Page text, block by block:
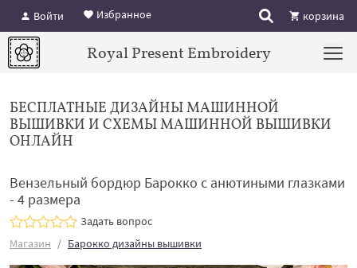
Войти Избранное корзина
Royal Present Embroidery
БЕСПЛАТНЫЕ ДИЗАЙНЫ МАШИННОЙ
ВЫШИВКИ И СХЕМЫ МАШИННОЙ ВЫШИВКИ
ОНЛАЙН
Вензельный бордюр Барокко с анютиными глазками
- 4 размера
Задать вопрос
Магазин
Барокко дизайны вышивки